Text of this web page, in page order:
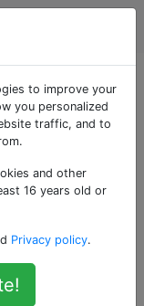
Eine der
"Metallic-Papier".
diesem Fall
to improve your
you personalized
traffic, and to
and other
16 years old or
Privacy policy.